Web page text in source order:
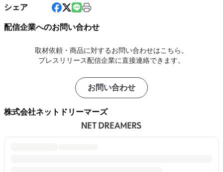
シェア
配信企業へのお問い合わせ
取材依頼・商品に対するお問い合わせはこちら。
プレスリリース配信企業に直接連絡できます。
お問い合わせ
株式会社ネットドリーマーズ